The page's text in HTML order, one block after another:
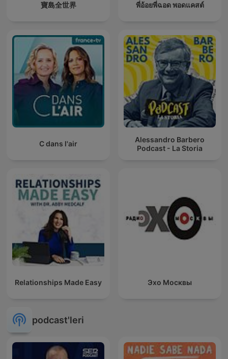
寶島全世界 พี่อ้อยพี่ฉอด พอดแคสต์
C dans l'air
Alessandro Barbero
Podcast - La Storia
Relationships Made Easy Эхо Москвы
podcast'leri